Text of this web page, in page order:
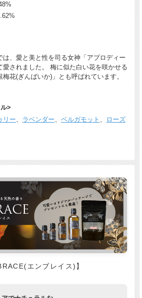
は、愛と美と性を司る女神「アプロディー
愛されました。 梅に似た白い花を咲かせる
花(ぎんばいか)」とも呼ばれています。
>
リー、 ラベンダー、 ベルガモット 、
ローズ
エンブレイス)】